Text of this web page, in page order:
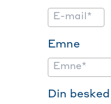
Emne
Din besked